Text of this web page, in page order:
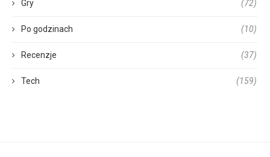
Gry (72)
Po godzinach (10)
Recenzje (37)
Tech (159)